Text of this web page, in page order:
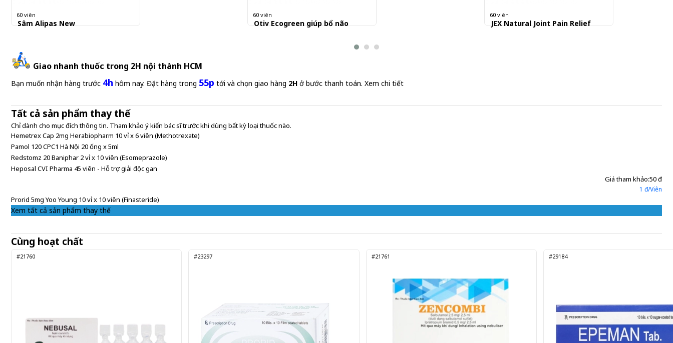
60 viên
Sâm Alipas New
25,833 đ/Viên
60 viên
Otiv Ecogreen giúp bổ não
60 viên
JEX Natural Joint Pain Relief
Giao nhanh thuốc trong 2H nội thành HCM
Bạn muốn nhận hàng trước 4h hôm nay. Đặt hàng trong 55p tới và chọn giao hàng 2H ở bước thanh toán. Xem chi tiết
Tất cả sản phẩm thay thế
Chỉ dành cho mục đích thông tin. Tham khảo ý kiến bác sĩ trước khi dùng bất kỳ loại thuốc nào.
Hemetrex Cap 2mg Herabiopharm 10 vỉ x 6 viên (Methotrexate)
Pamol 120 CPC1 Hà Nội 20 ống x 5ml
Redstomz 20 Baniphar 2 vỉ x 10 viên (Esomeprazole)
Heposal CVI Pharma 45 viên - Hỗ trợ giải độc gan
Giá tham khảo:50 đ
1 đ/Viên
Prorid 5mg Yoo Young 10 vỉ x 10 viên (Finasteride)
Xem tất cả sản phẩm thay thế
Cùng hoạt chất
#21760 #23297 #21761 #29184